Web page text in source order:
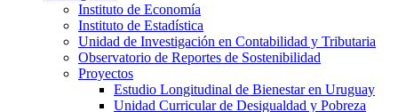
Instituto de Economía
Instituto de Estadística
Unidad de Investigación en Contabilidad y Tributaria
Observatorio de Reportes de Sostenibilidad
Proyectos
Estudio Longitudinal de Bienestar en Uruguay
Unidad Curricular de Desigualdad y Pobreza